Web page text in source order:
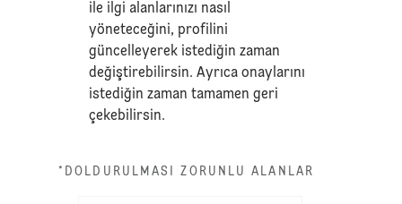
ile ilgi alanlarınızı nasıl
yöneteceğini, profilini
güncelleyerek istediğin zaman
değiştirebilirsin. Ayrıca onaylarını
istediğin zaman tamamen geri
çekebilirsin.
*DOLDURULMASI ZORUNLU ALANLAR